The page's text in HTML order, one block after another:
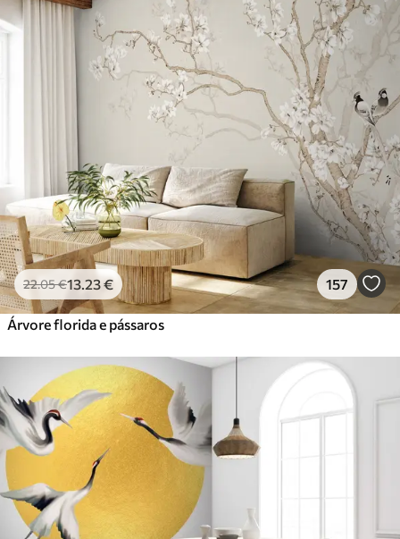
22.05€13 .23€ 157
Árvore florida e pássaros